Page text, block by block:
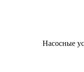
Насосные